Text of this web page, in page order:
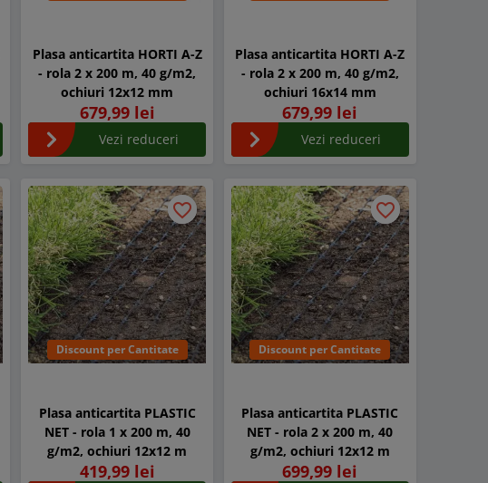
Plasa anticartita HORTI A-Z
- rola 2 x 200 m, 40 g/m2,
ochiuri 12x12 mm
679,99 lei
Vezi reduceri
Plasa anticartita HORTI A-Z
- rola 2 x 200 m, 40 g/m2,
ochiuri 16x14 mm
679,99 lei
Vezi reduceri
Discount per Cantitate
favorite_border
favorite_border
Plasa anticartita PLASTIC
NET - rola 1 x 200 m, 40
g/m2, ochiuri 12x12 m
419,99 lei
Discount per Cantitate
favorite_border
favorite_border
Plasa anticartita PLASTIC
NET - rola 2 x 200 m, 40
g/m2, ochiuri 12x12 m
699,99 lei